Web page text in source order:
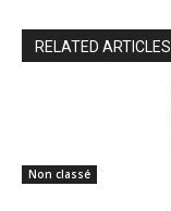
RELATED ARTICLES
Non classé